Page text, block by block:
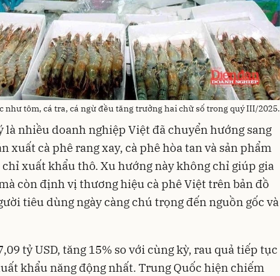
như tôm, cá tra, cá ngừ đều tăng trưởng hai chữ số trong quý III/2025.
là nhiều doanh nghiệp Việt đã chuyển hướng sang
xuất cà phê rang xay, cà phê hòa tan và sản phẩm
chỉ xuất khẩu thô. Xu hướng này không chỉ giúp gia
còn định vị thương hiệu cà phê Việt trên bản đồ
tiêu dùng ngày càng chú trọng đến nguồn gốc và
tỷ USD, tăng 15% so với cùng kỳ, rau quả tiếp tục
khẩu năng động nhất. Trung Quốc hiện chiếm